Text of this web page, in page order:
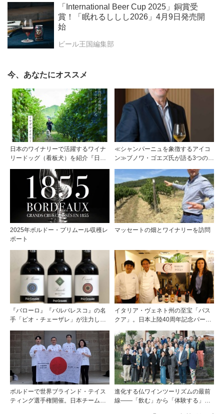
「International Beer Cup 2025」銅賞受
賞！「眠れるししし2026」4月9日発売開
始
ビール王国編集部
今、あなたにオススメ
日本のワイナリーで活躍するワイナ
リードッグ（看板犬）を紹介『日本
～ブドウ畑を駆け回る姿や愛くるし
い写真満載。家族と犬たちが紡ぐ愛
≪シャンパーニュを象徴するアイコ
ン≫ブノワ・ゴエズ氏が語る3つのキ
2025年ボルドー・プリムール収穫レ
ポート
マッセートの畑とワイナリーを訪問
『バローロ』『バルバレスコ』の名
手「ピオ・チェーザレ」が注力し
畑）”シリーズ！
イタリア・ヴェネト州の至宝「パス
クア」。日本上陸40周年記念パーテ
ボルドーで世界ブラインド・テイス
ティング選手権開催。日本チームが4
進化する仏ワインツーリズムの最前
線――「飲む」から「体験する」プ